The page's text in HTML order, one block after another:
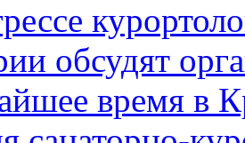
обсудят
время в